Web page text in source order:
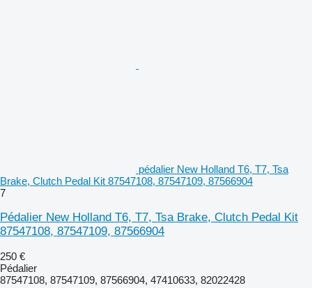
pédalier New Holland T6, T7, Tsa
Brake, Clutch Pedal Kit 87547108, 87547109, 87566904
7
Pédalier New Holland T6, T7, Tsa Brake, Clutch Pedal Kit
87547108, 87547109, 87566904
250 €
Pédalier
87547108, 87547109, 87566904, 47410633, 82022428